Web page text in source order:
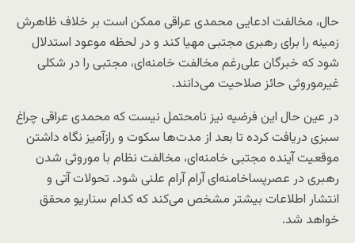
حال، مخالفت ادعایی محمدی عراقی ممکن است بر خلاف ظاهرش
زمینه را برای رهبری مجتبی مهیا کند و در لحظه موعود استدلال
شود که خبرگان علی‌رغم مخالفت خامنه‌ای، مجتبی را در شکلی
غیرموروثی حائز صلاحیت می‌دانند.
در عین حال این فرضیه نیز نامحتمل نیست که محمدی عراقی چراغ
سبزی دریافت کرده تا بعد از مدت‌ها سکوت و رازآمیز نگاه داشتن
موقعیت آینده مجتبی خامنه‌ای، مخالفت نظام با موروثی شدن
رهبری در عصرپساخامنه‌ای آرام آرام علنی شود. تحولات آتی و
انتشار اطلاعات بیشتر مشخص می‌کند که کدام سناریو محقق
خواهد شد.